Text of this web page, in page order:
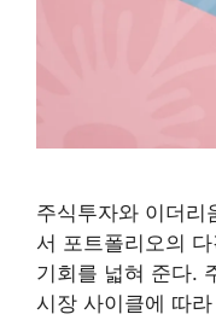
주식투자와 이더리
서 포트폴리오의
기회를 넓혀 준다.
시장 사이클에 따